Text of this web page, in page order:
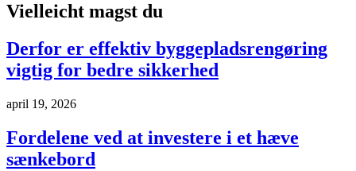
Vielleicht magst du
Derfor er effektiv byggepladsrengøring
vigtig for bedre sikkerhed
april 19, 2026
Fordelene ved at investere i et hæve
sænkebord